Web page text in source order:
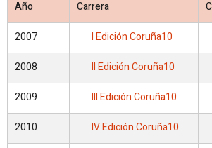
Año Carrera
2007 I Edición Coruña10
2008 II Edición Coruña10
2009 III Edición Coruña10
2010 IV Edición Coruña10